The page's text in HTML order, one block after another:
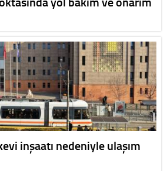
inşaatı nedeniyle ulaşım